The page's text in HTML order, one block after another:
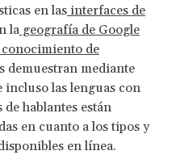
en las interfaces de
la geografía de Google
conocimiento de
demuestran mediante
incluso las lenguas con
hablantes están
en cuanto a los tipos y
en línea.